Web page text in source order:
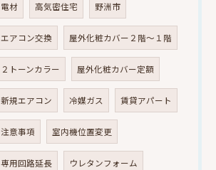
電材 高気密住宅 野洲市
エアコン交換 屋外化粧カバー２階～１階
２トーンカラー 屋外化粧カバー定額
新規エアコン 冷媒ガス 賃貸アパート
注意事項 室内機位置変更
専用回路延長 ウレタンフォーム